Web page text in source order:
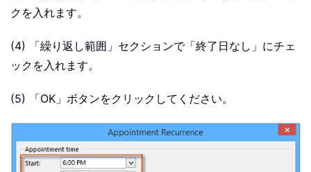
クを入れます。
(4) 「繰り返し範囲」セクションで「終了日なし」にチェ
ックを入れます。
(5) 「OK」ボタンをクリックしてください。